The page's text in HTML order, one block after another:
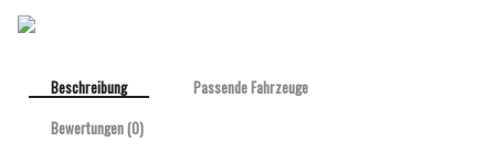
Beschreibung
Passende Fahrzeuge
Bewertungen (0)